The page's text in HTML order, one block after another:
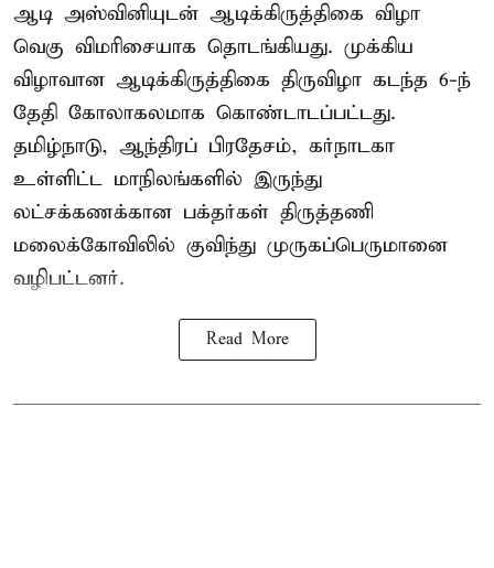
ஆடி அஸ்வினியுடன் ஆடிக்கிருத்திகை விழா
வெகு விமரிசையாக தொடங்கியது. முக்கிய
விழாவான ஆடிக்கிருத்திகை திருவிழா கடந்த 6-ந்
தேதி கோலாகலமாக கொண்டாடப்பட்டது.
தமிழ்நாடு, ஆந்திரப் பிரதேசம், கர்நாடகா
உள்ளிட்ட மாநிலங்களில் இருந்து
லட்சக்கணக்கான பக்தர்கள் திருத்தணி
மலைக்கோவிலில் குவிந்து முருகப்பெருமானை
வழிபட்டனர்.
Read More